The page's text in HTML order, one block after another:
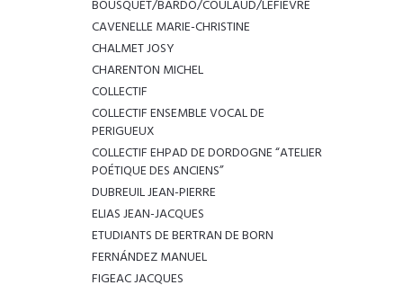
BOUSQUET/BARDO/COULAUD/LEFIEVRE
CAVENELLE MARIE-CHRISTINE
CHALMET JOSY
CHARENTON MICHEL
COLLECTIF
COLLECTIF ENSEMBLE VOCAL DE
PERIGUEUX
COLLECTIF EHPAD DE DORDOGNE “ATELIER
POÉTIQUE DES ANCIENS”
DUBREUIL JEAN-PIERRE
ELIAS JEAN-JACQUES
ETUDIANTS DE BERTRAN DE BORN
FERNÁNDEZ MANUEL
FIGEAC JACQUES